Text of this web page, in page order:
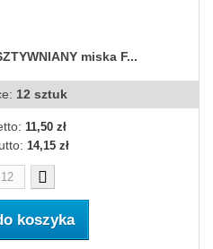
miska F...
12 sztuk
11,50 zł
14,15 zł
koszyka